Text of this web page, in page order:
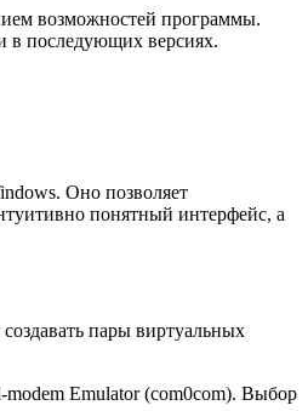
возможностей программы.
в последующих версиях.
Оно позволяет
понятный интерфейс, а
пары виртуальных
modem Emulator (com0com). Выбор